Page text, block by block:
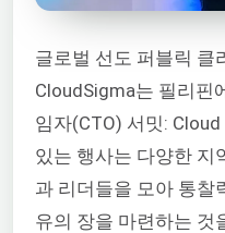
글로벌 선도 퍼블릭 클
CloudSigma는 필리핀
임자(CTO) 서밋:
있는 행사는 다양한 지
과 리더들을 모아 통찰
유의 장을 마련하는 것